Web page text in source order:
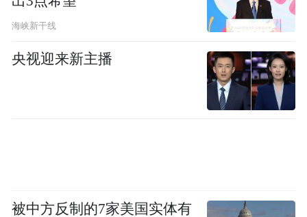
海峡新干线
央视迎来新主播
被中方反制的7家美国实体有